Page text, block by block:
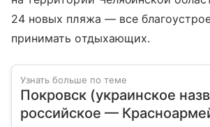
24 новых пляжа — все
принимать отдыхающих.
Узнать больше по теме
Покровск (украинское
российское —